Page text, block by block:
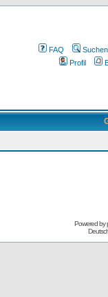
FAQ
Suchen
Profil
Powered by